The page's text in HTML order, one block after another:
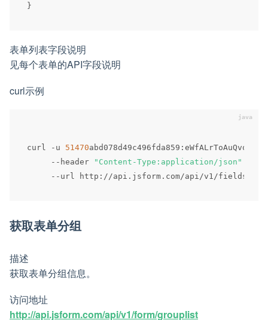
}
表单列表字段说明
见每个表单的API字段说明
curl示例
curl - u 51470abd078d49c496fda859 :
-- header "Content-Type:application/json"
-- url http : //api . jsform . com/api/v1/fields
获取表单分组
描述
获取表单分组信息。
访问地址
http://api.jsform.com/api/v1/form/grouplist